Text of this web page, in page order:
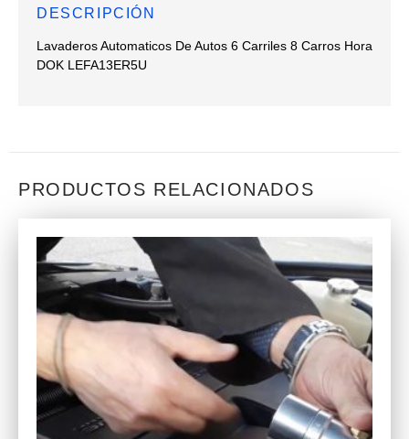
DESCRIPCIÓN
Lavaderos Automaticos De Autos 6 Carriles 8 Carros Hora
DOK LEFA13ER5U
PRODUCTOS RELACIONADOS